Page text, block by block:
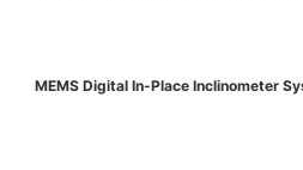
MEMS Digital In-Place Inclinometer